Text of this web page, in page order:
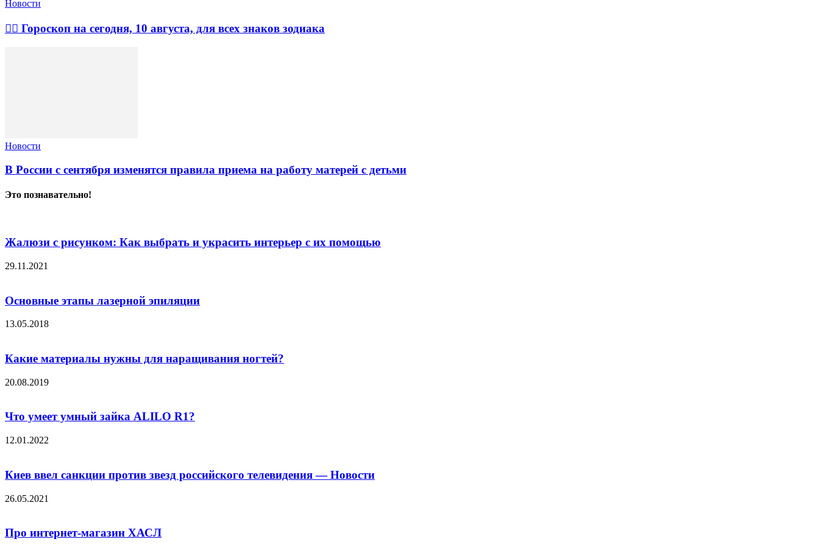
Новости
🧙‍♀ Гороскоп на сегодня, 10 августа, для всех знаков зодиака
Новости
В России с сентября изменятся правила приема на работу матерей с детьми
Это познавательно!
Жалюзи с рисунком: Как выбрать и украсить интерьер с их помощью
29.11.2021
Основные этапы лазерной эпиляции
13.05.2018
Какие материалы нужны для наращивания ногтей?
20.08.2019
Что умеет умный зайка ALILO R1?
12.01.2022
Киев ввел санкции против звезд российского телевидения — Новости
26.05.2021
Про интернет-магазин ХАСЛ